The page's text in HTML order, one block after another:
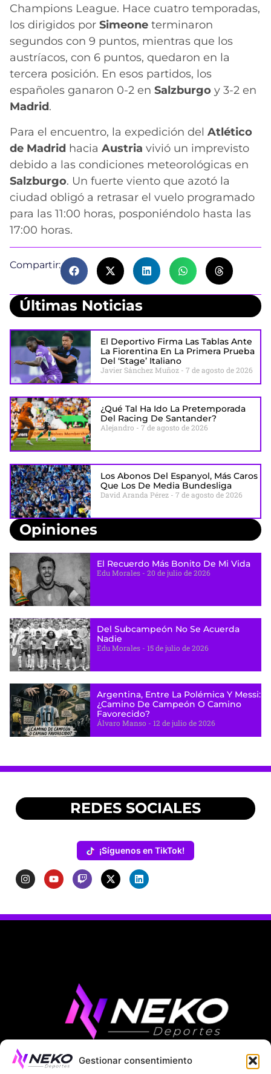
Gestionar consentimiento
Champions League. Hace cuatro temporadas,
los dirigidos por Simeone terminaron
segundos con 9 puntos, mientras que los
austríacos, con 6 puntos, quedaron en la
tercera posición. En esos partidos, los
españoles ganaron 0-2 en Salzburgo y 3-2 en
Madrid.
Para el encuentro, la expedición del Atlético
de Madrid hacia Austria vivió un imprevisto
debido a las condiciones meteorológicas en
Salzburgo. Un fuerte viento que azotó la
ciudad obligó a retrasar el vuelo programado
para las 11:00 horas, posponiéndolo hasta las
17:00 horas.
Compartir:
Últimas Noticias
El Deportivo Firma Las Tablas Ante
La Fiorentina En La Primera Prueba
Del ‘stage’ Italiano
Javier Sánchez Muñoz 7 de agosto de 2026
¿Qué Tal Ha Ido La Pretemporada
Del Racing De Santander?
Alejandro 7 de agosto de 2026
Los Abonos Del Espanyol, Más Caros
Que Los De Media Bundesliga
David Aranda Pérez 7 de agosto de 2026
Opiniones
El Recuerdo Más Bonito De Mi Vida
Edu Morales 20 de julio de 2026
Del Subcampeón No Se Acuerda
Nadie
Edu Morales 15 de julio de 2026
Argentina, Entre La Polémica Y Messi:
¿camino De Campeón O Camino
Favorecido?
Álvaro Manso 12 de julio de 2026
REDES SOCIALES
¡Síguenos en TikTok!
ÚLTIMAS NOTICIAS COMPETICIONES EUROPEAS